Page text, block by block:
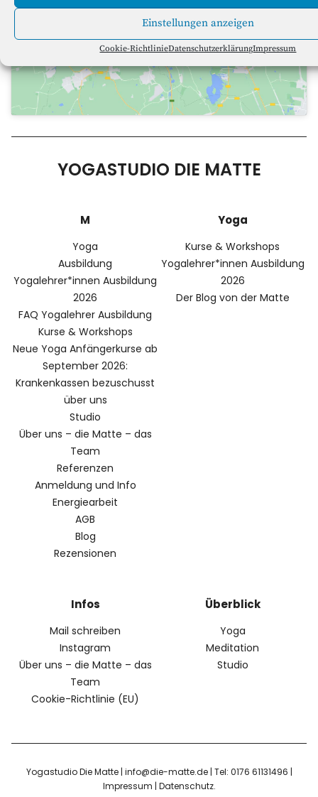
Einstellungen anzeigen
Cookie-RichtlinieDatenschutzerklärungImpressum
akzeptieren und diesen Inhalt zu
aktivieren
YOGASTUDIO DIE MATTE
M
Yoga
Ausbildung
Yogalehrer*innen Ausbildung
2026
FAQ Yogalehrer Ausbildung
Kurse & Workshops
Neue Yoga Anfängerkurse ab
September 2026:
Krankenkassen bezuschusst
über uns
Studio
Über uns – die Matte – das
Team
Referenzen
Anmeldung und Info
Energiearbeit
AGB
Blog
Rezensionen
Yoga
Kurse & Workshops
Yogalehrer*innen Ausbildung
2026
Der Blog von der Matte
Infos
Mail schreiben
Instagram
Über uns – die Matte – das
Team
Cookie-Richtlinie (EU)
Überblick
Yoga
Meditation
Studio
Yogastudio Die Matte | info@die-matte.de | Tel: 0176 61131496 |
Impressum | Datenschutz